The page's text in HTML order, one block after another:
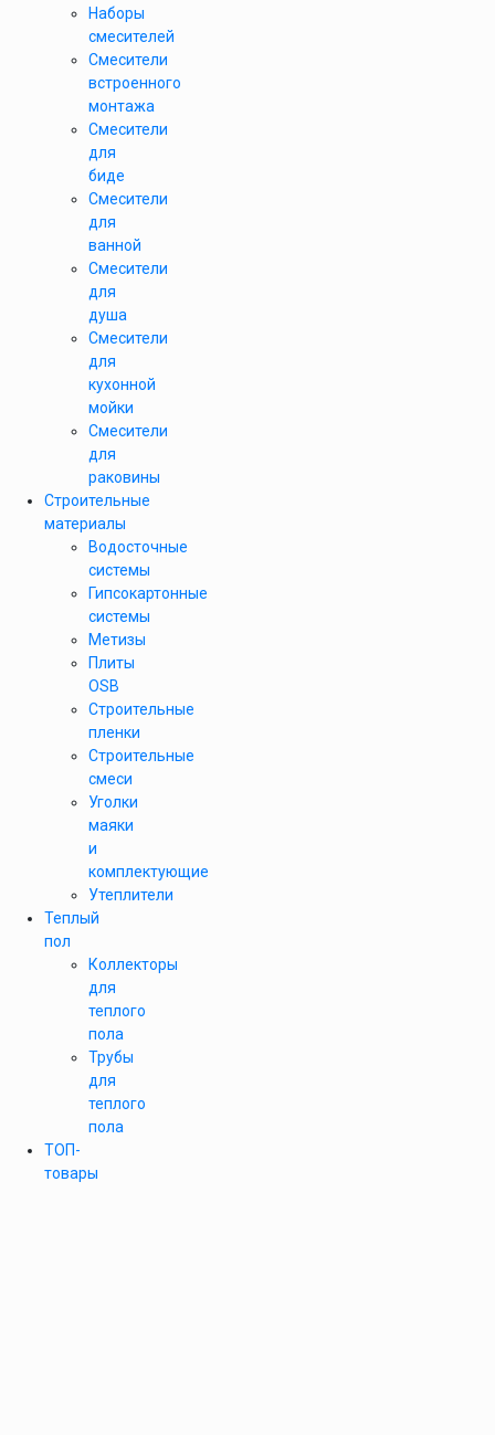
Наборы
смесителей
Смесители
встроенного
монтажа
Смесители
для
биде
Смесители
для
ванной
Смесители
для
душа
Смесители
для
кухонной
мойки
Смесители
для
раковины
Строительные
материалы
Водосточные
системы
Гипсокартонные
системы
Метизы
Плиты
OSB
Строительные
пленки
Строительные
смеси
Уголки
маяки
и
комплектующие
Утеплители
Теплый
пол
Коллекторы
для
теплого
пола
Трубы
для
теплого
пола
ТОП-
товары